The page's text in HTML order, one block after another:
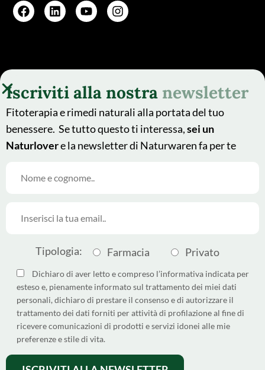
Srl
Come differenziare i pack
Dichiarazione di Accessibilità
Privacy policy
Cookie policy
Iscriviti alla nostra newsletter
Fitoterapia e rimedi naturali alla portata del tuo
benessere. Se tutto questo ti interessa,sei un
Naturlovere la newsletter di Naturwaren fa per te
Tipologia: Farmacia Privato
Dichiaro di aver letto e compreso l’informativa indicata per
esteso e, pienamente informato sul trattamento dei miei dati
personali, dichiaro di prestare il consenso e di autorizzare il
trattamento dei dati forniti per attività di profilazione al fine di
ricevere comunicazioni di prodotti e servizi idonei alle mie
preferenze e stile di vita.